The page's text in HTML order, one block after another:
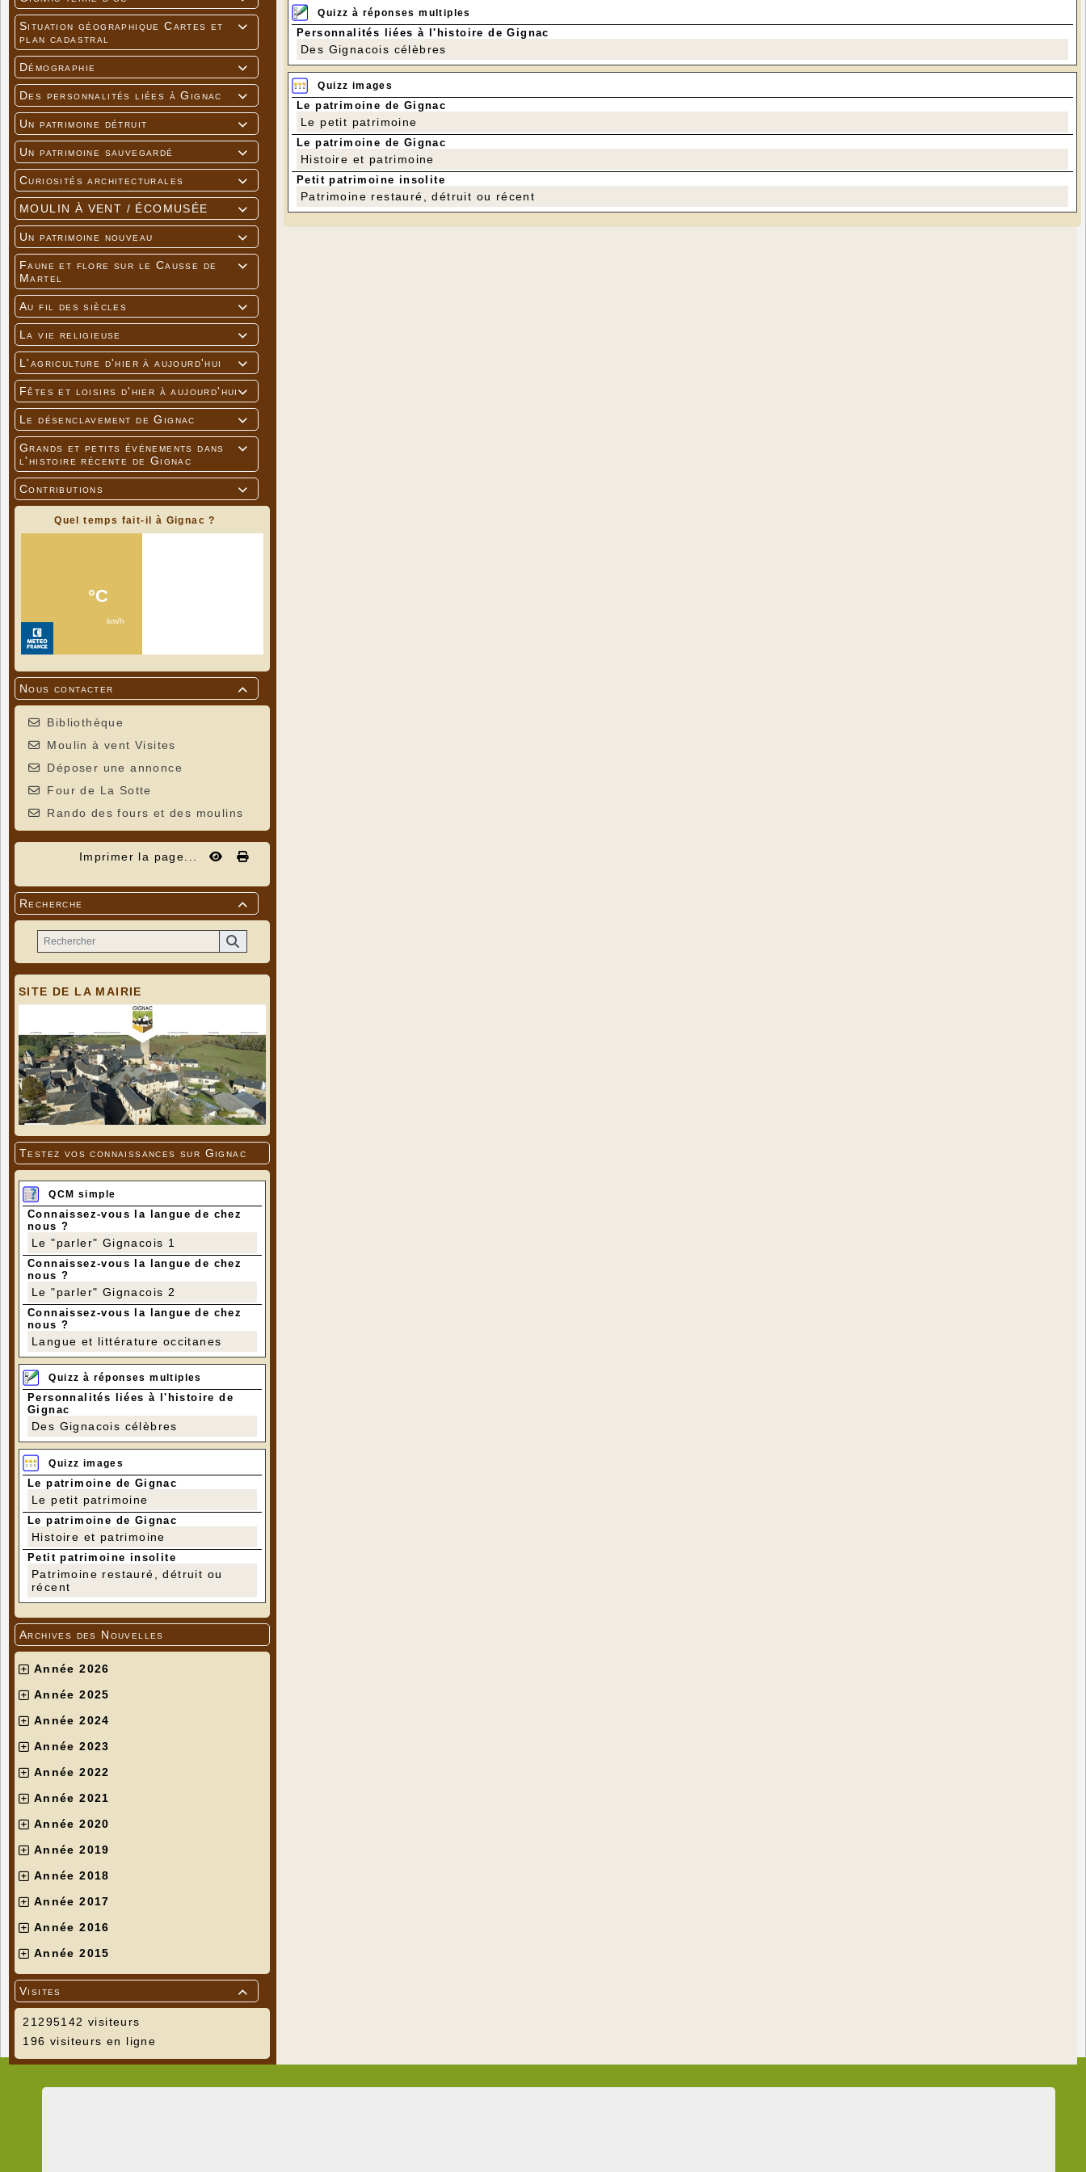

Situation géographique Cartes et
plan cadastral

Démographie

Des personnalités liées à Gignac

Un patrimoine détruit

Un patrimoine sauvegardé

Curiosités architecturales

MOULIN À VENT / ÉCOMUSÉE

Un patrimoine nouveau

Faune et flore sur le Causse de
Martel

Au fil des siècles

La vie religieuse

L'agriculture d'hier à aujourd'hui

Fêtes et loisirs d'hier à aujourd'hui

Le désenclavement de Gignac

Grands et petits événements dans
l'histoire récente de Gignac

Contributions
Quel temps fait-il à Gignac ?

Nous contacter
Bibliothèque
Moulin à vent Visites
Déposer une annonce
Four de La Sotte
Rando des fours et des moulins
Imprimer la page...

Recherche
SITE DE LA MAIRIE
Testez vos connaissances sur Gignac
QCM simple
Connaissez-vous la langue de chez
nous ?
Le "parler" Gignacois 1
Connaissez-vous la langue de chez
nous ?
Le "parler" Gignacois 2
Connaissez-vous la langue de chez
nous ?
Langue et littérature occitanes
Quizz à réponses multiples
Personnalités liées à l'histoire de
Gignac
Des Gignacois célèbres
Quizz images
Le patrimoine de Gignac
Le petit patrimoine
Le patrimoine de Gignac
Histoire et patrimoine
Petit patrimoine insolite
Patrimoine restauré, détruit ou
récent
Archives des Nouvelles
Année 2026
Année 2025
Année 2024
Année 2023
Année 2022
Année 2021
Année 2020
Année 2019
Année 2018
Année 2017
Année 2016
Année 2015

Visites
21295142 visiteurs
196 visiteurs en ligne
Quizz à réponses multiples
Personnalités liées à l'histoire de Gignac
Des Gignacois célèbres
Quizz images
Le patrimoine de Gignac
Le petit patrimoine
Le patrimoine de Gignac
Histoire et patrimoine
Petit patrimoine insolite
Patrimoine restauré, détruit ou récent